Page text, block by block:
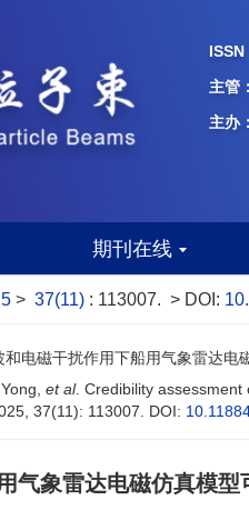
ISSN
主管：
主办
期刊在线
> 37(11) : 113007. > DOI:
电磁干扰作用下船用气象雷达
et al. Credibility
37(11): 113007. DOI:
气象雷达电磁仿真模型